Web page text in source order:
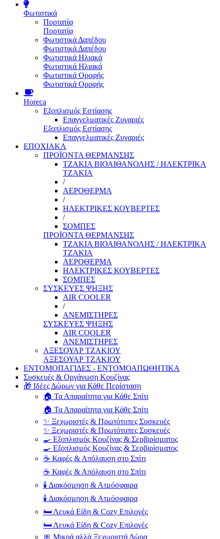
Φωτιστικά
Πορτατίφ
Πορτατίφ
Φωτιστικά Δαπέδου
Φωτιστικά Δαπέδου
Φωτιστικά Ηλιακά
Φωτιστικά Ηλιακά
Φωτιστικά Οροφής
Φωτιστικά Οροφής
Horeca
Εξοπλισμός Εστίασης
Επαγγελματικές Ζυγαριές
Εξοπλισμός Εστίασης
Επαγγελματικές Ζυγαριές
ΕΠΟΧΙΑΚΑ
ΠΡΟΪΟΝΤΑ ΘΕΡΜΑΝΣΗΣ
ΤΖΑΚΙΑ ΒΙΟΑΙΘΑΝΟΛΗΣ / ΗΛΕΚΤΡΙΚΑ
ΤΖΑΚΙΑ
/
ΑΕΡΟΘΕΡΜΑ
/
ΗΛΕΚΤΡΙΚΕΣ ΚΟΥΒΕΡΤΕΣ
/
ΣΟΜΠΕΣ
ΠΡΟΪΟΝΤΑ ΘΕΡΜΑΝΣΗΣ
ΤΖΑΚΙΑ ΒΙΟΑΙΘΑΝΟΛΗΣ / ΗΛΕΚΤΡΙΚΑ
ΤΖΑΚΙΑ
ΑΕΡΟΘΕΡΜΑ
ΗΛΕΚΤΡΙΚΕΣ ΚΟΥΒΕΡΤΕΣ
ΣΟΜΠΕΣ
ΣΥΣΚΕΥΕΣ ΨΗΞΗΣ
AIR COOLER
/
ΑΝΕΜΙΣΤΗΡΕΣ
ΣΥΣΚΕΥΕΣ ΨΗΞΗΣ
AIR COOLER
ΑΝΕΜΙΣΤΗΡΕΣ
ΑΞΕΣΟΥΑΡ ΤΖΑΚΙΟΥ
ΑΞΕΣΟΥΑΡ ΤΖΑΚΙΟΥ
ΕΝΤΟΜΟΠΑΓΙΔΕΣ - ΕΝΤΟΜΟΑΠΩΘΗΤΙΚΑ
Συσκευές & Οργάνωση Κουζίνας
🎁 Ιδέες Δώρων για Κάθε Περίσταση
🏠 Τα Απαραίτητα για Κάθε Σπίτι
🏠 Τα Απαραίτητα για Κάθε Σπίτι
✨ Ξεχωριστές & Πρωτότυπες Συσκευές
✨ Ξεχωριστές & Πρωτότυπες Συσκευές
🍳 Εξοπλισμός Κουζίνας & Σερβιρίσματος
🍳 Εξοπλισμός Κουζίνας & Σερβιρίσματος
☕ Καφές & Απόλαυση στο Σπίτι
☕ Καφές & Απόλαυση στο Σπίτι
🕯️ Διακόσμηση & Ατμόσφαιρα
🕯️ Διακόσμηση & Ατμόσφαιρα
🛏️ Λευκά Είδη & Cozy Επιλογές
🛏️ Λευκά Είδη & Cozy Επιλογές
🎀 Μικρά αλλά Ξεχωριστά Δώρα